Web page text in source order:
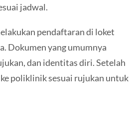
jadwal.
pendaftaran di loket
Dokumen yang umumnya
dan identitas diri. Setelah
poliklinik sesuai rujukan untuk